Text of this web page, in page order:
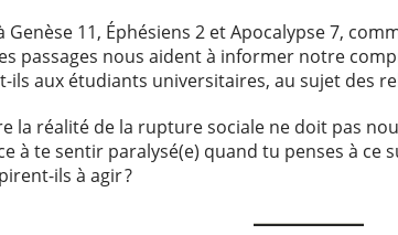
Genèse 11, Éphésiens 2 et Apocalypse 7,
passages nous aident à informer notre
ils aux étudiants universitaires, au sujet des
la réalité de la rupture sociale ne doit pas
à te sentir paralysé(e) quand tu penses à ce
ils à agir ?